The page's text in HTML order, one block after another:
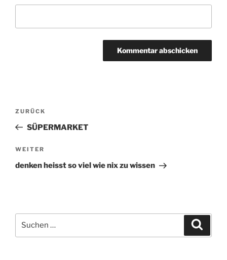
Beitragsnavigation
Vorheriger
Beitrag
ZURÜCK
SÜPERMARKET
Nächster
Beitrag
WEITER
denken heisst so viel wie nix zu wissen
Suchen